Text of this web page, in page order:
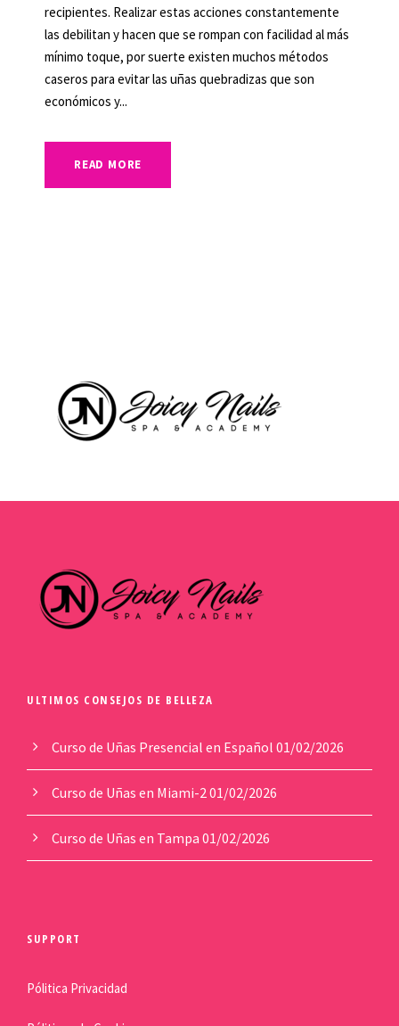
recipientes. Realizar estas acciones constantemente
las debilitan y hacen que se rompan con facilidad al más
mínimo toque, por suerte existen muchos métodos
caseros para evitar las uñas quebradizas que son
económicos y...
READ MORE
ULTIMOS CONSEJOS DE BELLEZA
Curso de Uñas Presencial en Español 01/02/2026
Curso de Uñas en Miami-201/02/2026
Curso de Uñas en Tampa 01/02/2026
SUPPORT
Pólitica Privacidad